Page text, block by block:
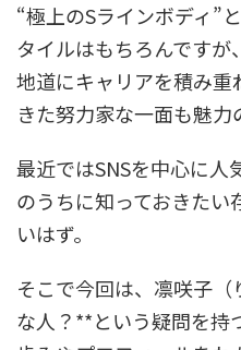
“極上のSラインボディ”
タイルはもちろんですが
地道にキャリアを積み
きた努力家な一面も魅力
最近ではSNSを中心に人
のうちに知っておきた
いはず。
そこで今回は、凛咲子
な人？**という疑問を持